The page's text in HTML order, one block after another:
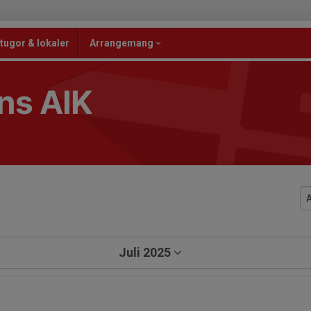
& lokaler Arrangemang
AIK
Juli 2025